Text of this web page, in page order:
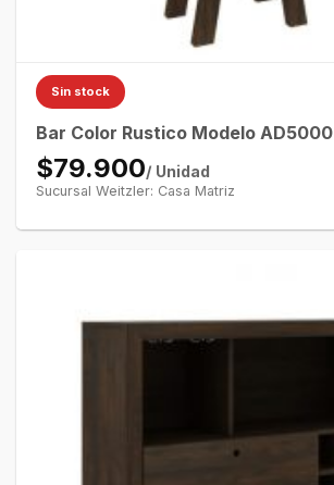
Sin stock
Bar Color Rustico Modelo AD5000
$79.900/ Unidad
Sucursal Weitzler: Casa Matriz